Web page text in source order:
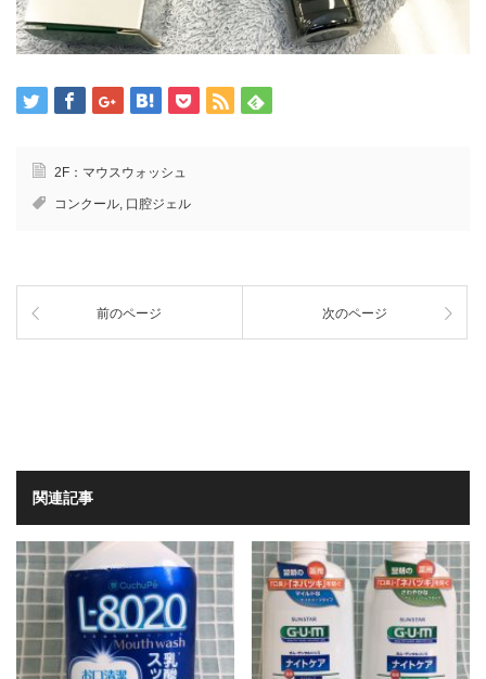
2F：マウスウォッシュ
コンクール, 口腔ジェル
前のページ 次のページ
関連記事